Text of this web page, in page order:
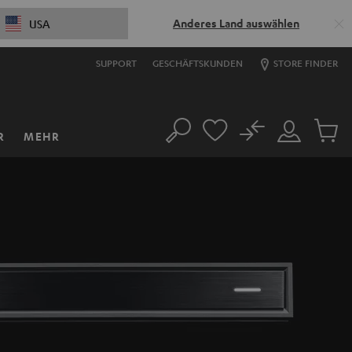
USA Anderes Land auswählen
SUPPORT GESCHÄFTSKUNDEN STORE FINDER
MEHR Suche
Mein
No
Artikel